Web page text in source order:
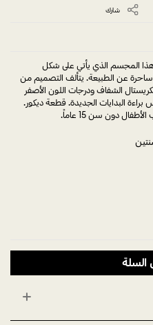
شارك
المجسم الذي يأتي على شكل
عن الطبيعة. يتألف التصميم من
الشفاف ودرجات اللون الأصفر
البدايات الجديدة. قطعة ديكور.
دون سن 15 عاماً.
السلة